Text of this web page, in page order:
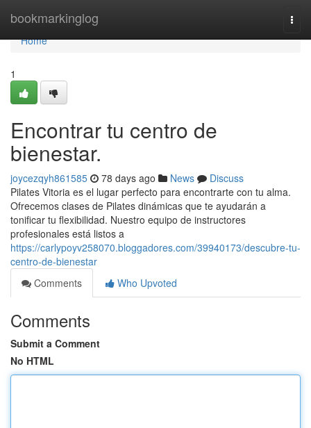
bookmarkinglog
Home
Home
1
Encontrar tu centro de
bienestar.
joycezqyh861585 78 days ago News
Discuss
Pilates Vitoria es el lugar perfecto para encontrarte con tu alma.
Ofrecemos clases de Pilates dinámicas que te ayudarán a
tonificar tu flexibilidad. Nuestro equipo de instructores
profesionales está listos a
https://carlypoyv258070.bloggadores.com/39940173/descubre-tu-
centro-de-bienestar
Comments
Who Upvoted
Comments
Submit a Comment
No HTML